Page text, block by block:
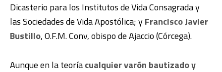
Dicasterio para los Institutos de Vida Consagrada y
las Sociedades de Vida Apostólica; yFrancisco Javier
Bustillo, O.F.M. Conv, obispo de Ajaccio (Córcega).
Aunque en la teoríacualquier varón bautizado y